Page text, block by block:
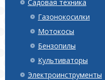
Садовая техника
Газонокосилки
Мотокосы
Бензопилы
Культиваторы
Электроинструменты